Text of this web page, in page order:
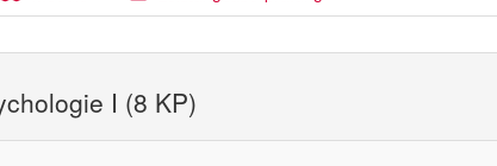
I (8 KP)